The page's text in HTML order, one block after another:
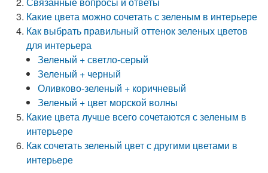
Какие цвета можно сочетать с зеленым в интерьере
Как выбрать правильный оттенок зеленых цветов
для интерьера
Зеленый + светло-серый
Зеленый + черный
Оливково-зеленый + коричневый
Зеленый + цвет морской волны
Какие цвета лучше всего сочетаются с зеленым в
интерьере
Как сочетать зеленый цвет с другими цветами в
интерьере